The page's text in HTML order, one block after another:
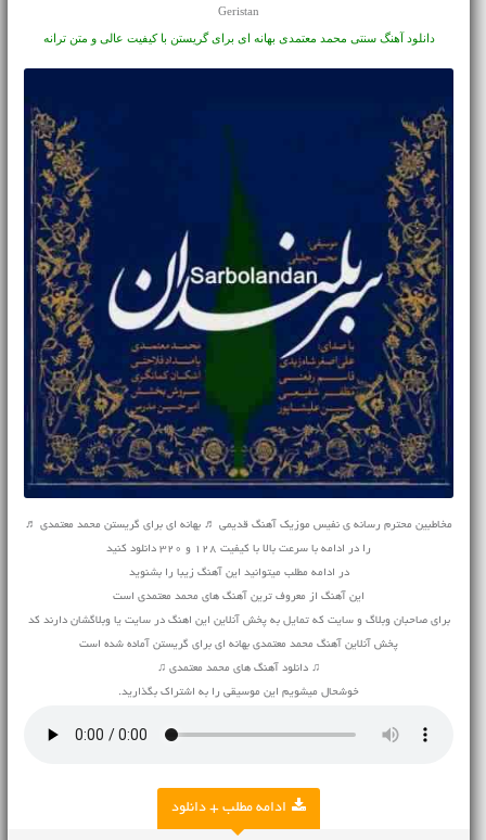
Geristan
دانلود آهنگ سنتی محمد معتمدی بهانه ای برای گریستن با کیفیت عالی و متن ترانه
مخاطبین محترم رسانه ی نفیس موزیک آهنگ قدیمی♬ بهانه ای برای گریستن محمد معتمدی ♬
را در ادامه با سرعت بالا با کیفیت 128 و 320 دانلود کنید
در ادامه مطلب میتوانید این آهنگ زیبا را بشنوید
این آهنگ از معروف ترین آهنگ های محمد معتمدی است
برای صاحبان وبلاگ و سایت که تمایل به پخش آنلاین این اهنگ در سایت یا وبلاگشان دارند کد
پخش آنلاین آهنگ محمد معتمدی بهانه ای برای گریستن آماده شده است
♫ دانلود آهنگ های محمد معتمدی ♫
خوشحال میشویم این موسیقی را به اشتراک بگذارید.
ادامه مطلب + دانلود